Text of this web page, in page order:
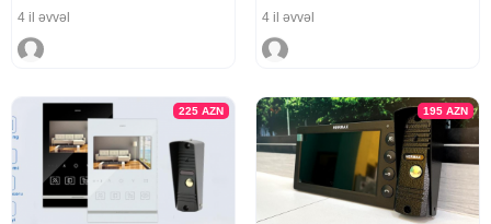
4 il əvvəl 4 il əvvəl
225AZN 195 AZN